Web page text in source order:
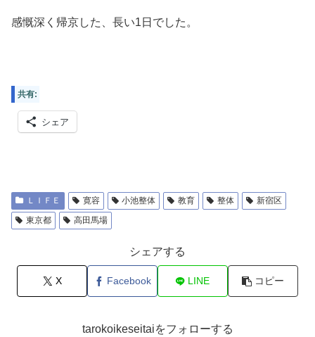
感慨深く帰京した、長い1日でした。
共有:
シェア
ＬＩＦＥ 寛容 小池整体 教育 整体
新宿区
東京都
高田馬場
シェアする
X Facebook LINE コピー
tarokoikeseitaiをフォローする